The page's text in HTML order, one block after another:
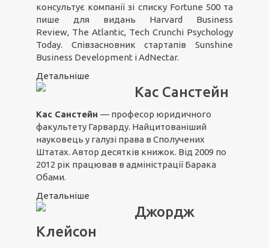
консультує компанії зі списку Fortune 500 та
пише для видань Harvard Business
Review, The Atlantic, Tech Crunchі Psychology
Today. Співзасновник стартапів Sunshine
Business Development і AdNectar.
Детальніше
Кас Санстейн
Кас Санстейн — професор юридичного
факультету Гарварду. Найцитованіший
науковець у галузі права в Сполучених
Штатах. Автор десятків книжок. Від 2009 по
2012 рік працював в адміністрації Барака
Обами.
Детальніше
Джордж
Клейсон